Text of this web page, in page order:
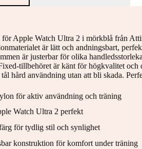
Apple Watch Ultra 2 i mörkblå från
är lätt och andningsbart,
är justerbar för olika
tillbehöret är känt för högkvalitet och
hård användning utan att bli skada.
för aktiv användning och träning
Watch Ultra 2 perfekt
för tydlig stil och synlighet
konstruktion för komfort under träning